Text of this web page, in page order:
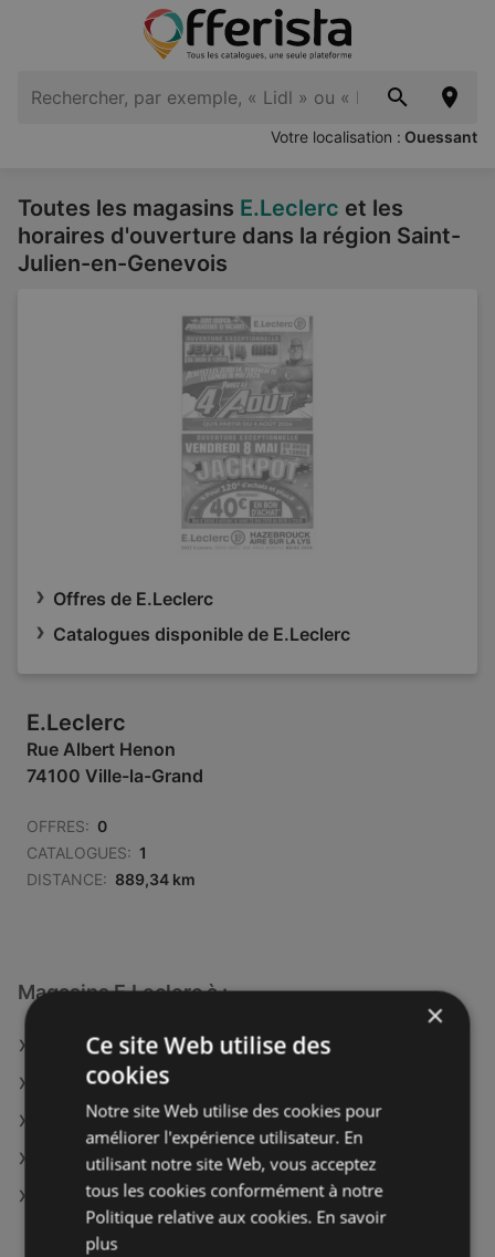
Votre localisation : Ouessant
Toutes les magasins E.Leclerc et les
horaires d'ouverture dans la région Saint-
Julien-en-Genevois
Offres de E.Leclerc
Catalogues disponible de E.Leclerc
E.Leclerc
Rue Albert Henon
74100 Ville-la-Grand
OFFRES: 0
CATALOGUES: 1
DISTANCE: 889,34 km
Magasins E.Leclerc à :
E.Leclerc à Saint-Malo
E.Leclerc à Vitry-le-François
E.Leclerc à Dunkerque
E.Leclerc à Châtellerault
E.Leclerc à Châteaubriant-Ancenis
×
Ce site Web utilise des
cookies
Notre site Web utilise des cookies pour
améliorer l'expérience utilisateur. En
utilisant notre site Web, vous acceptez
tous les cookies conformément à notre
Politique relative aux cookies. En savoir
plus